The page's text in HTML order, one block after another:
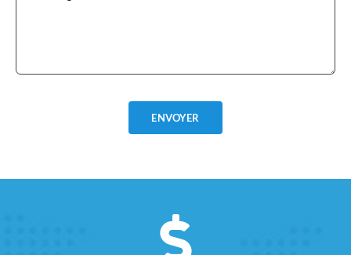
ENVOYER